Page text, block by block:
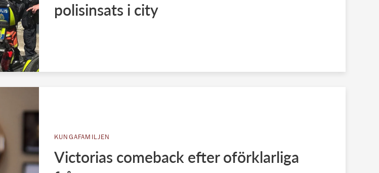
polisinsats i city
KUNGAFAMILJEN
Victorias comeback efter oförklarliga